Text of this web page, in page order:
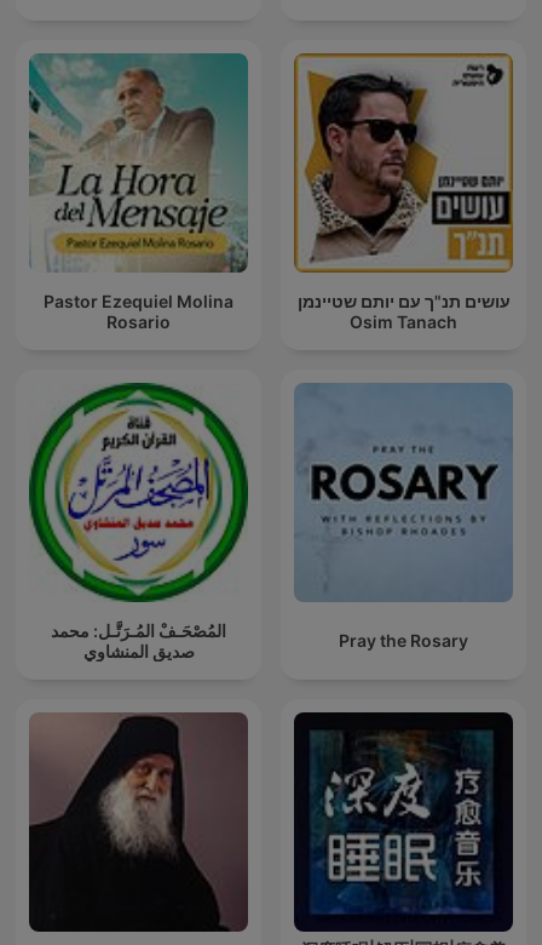
Pastor Ezequiel Molina
Rosario
עושים תנ"ך עם יותם שטיינמן
Osim Tanach
المُصْحَـفْ المُـرَتَّـل: محمد
صديق المنشاوي
Pray the Rosary